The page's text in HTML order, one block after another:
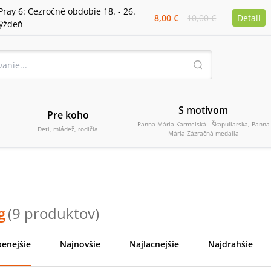
6: Cezročné obdobie 18. - 26.
8,00 € 10,00 € Detail
Pre koho
Deti, mládež, rodičia
S motívom
Panna Mária Karmelská - Škapuliarska, Panna
Mária Zázračná medaila
(9 produktov)
Najnovšie Najlacnejšie Najdrahšie